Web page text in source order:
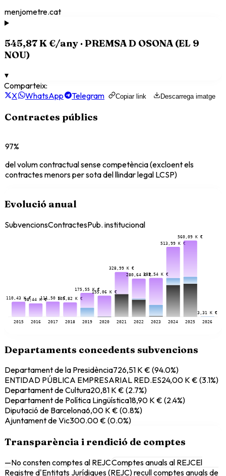
menjometre.cat
545,87 K €/any ·PREMSA D OSONA (EL 9
NOU)
▾
Comparteix:
X
WhatsApp Telegram Copiar link Descarrega imatge
Contractes públics
97%
del volum contractual sense competència (excloent els
contractes menors per sota del llindar legal LCSP)
Evolució anual
SubvencionsContractesPub. institucional
110,43 K €
2015
98,44 K €
2016
111,50 K €
2017
105,82 K €
2018
175,55 K €
2019
155,06 K €
2020
328,99 K €
2021
280,64 K €
2022
285,54 K €
2023
513,99 K €
2024
560,09 K €
2025
3,31 K €
2026
Departaments concedents subvencions
Departament de la Presidència726,51 K € (94.0%)
ENTIDAD PÚBLICA EMPRESARIAL RED.ES24,00 K € (3.1%)
Departament de Cultura20,81 K € (2.7%)
Departament de Política Lingüística18,90 K € (2.4%)
Diputació de Barcelona6,00 K € (0.8%)
Ajuntament de Vic300.00 € (0.0%)
Transparència i rendició de comptes
—No consten comptes al REJCComptes anuals al REJCEl
Registre d'Entitats Jurídiques (REJC) recull comptes anuals de